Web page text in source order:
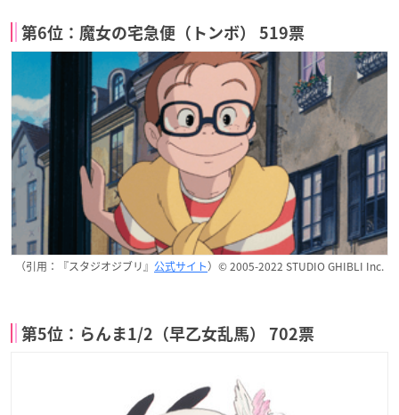
第6位：魔女の宅急便（トンボ） 519票
（引用：『スタジオジブリ』 公式サイト）© 2005-2022 STUDIO GHIBLI Inc.
第5位：らんま1/2（早乙女乱馬） 702票